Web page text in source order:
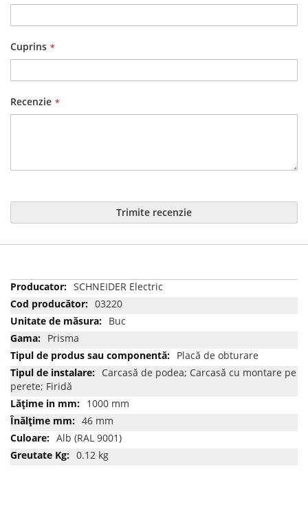
Cuprins
Recenzie
Trimite recenzie
Mai
multe
informatii
SCHNEIDER Electric
03220
Buc
Prisma
Placă de obturare
Carcasă de podea; Carcasă cu montare pe
perete; Firidă
1000 mm
46 mm
Alb (RAL 9001)
0.12 kg